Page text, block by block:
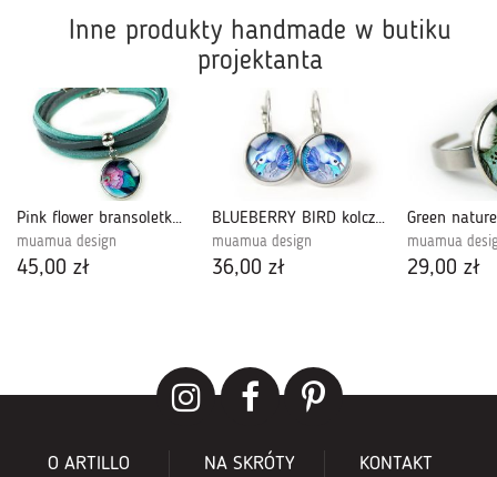
Inne produkty handmade w butiku
projektanta
Pink flower bransoletka z rzemieniami
muamua design
45,00 zł
BLUEBERRY BIRD kolczyki wiszące z ilustracją
muamua design
36,00 zł
muamua
29,00 zł
O ARTILLO NA SKRÓTY KONTAKT